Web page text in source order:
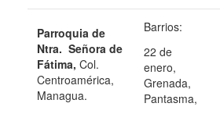
Parroquia de
Ntra. Señora de
Fátima, Col.
Centroamérica,
Managua.
Barrios:
22 de
enero,
Grenada,
Pantasma,